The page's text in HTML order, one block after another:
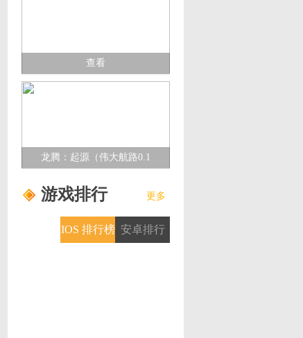
查看
龙腾：起源（伟大航路0.1
游戏排行 更多
IOS 排行榜 安卓排行